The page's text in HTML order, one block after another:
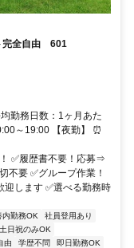
完全自由 601
勤務日数：1ヶ月あた
～19:00 【夜勤】 ⏰
✅履歴書不要！応募⇒
不要 ✅グループ作業！
迎します ✅選べる勤務時
内勤務OK
社員登用あり
土日祝のみOK
由 学歴不問
即日勤務OK